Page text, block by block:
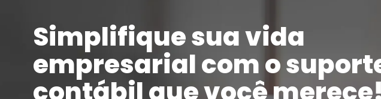
Simplifique sua vida
empresarial com o
contábil que você merece!